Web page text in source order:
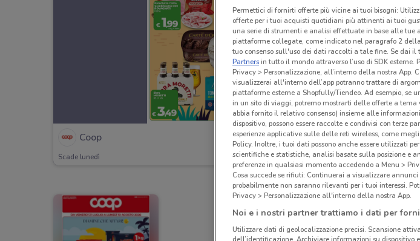
Coop
Scade lunedì
Permettici di fornirti offerte più vicine ai tuoi bisogni:
offerte per i tuoi acquisti quotidiani più attinenti ai tuoi
una serie di strumenti e analisi effettuate in base alle
piattaforme collegate, come indicato nel paragrafo 2
tuo consenso sull'uso dei dati raccolti a tale fine. Se dai il
Partnersin tutto il mondo attraverso l’uso di SDK esterne.
Privacy > Personalizzazione, all’interno della nostra App.
visualizzerai all'interno dell’app potranno trattare di
piattaforme esterne a Shopfully/Tiendeo. Ad esempio, se
in un sito di viaggi, potremo mostrarti delle offerte a
abbia fornito il relativo consenso) insieme alle
dispositivo, possono essere raccolte e condivisi con terze
esperienze applicative sulle delle reti wireless, come
Policy. Inoltre, i tuoi dati possono anche essere utilizzati
scientifiche e statistiche, analisi basate sulla posizione e
preferenze in qualsiasi momento accedendo a Menu >
Cosa succede se rifiuti: Continuerai a visualizzare
probabilmente non saranno rilevanti per i tuoi interessi.
Privacy > Personalizzazione all'interno della nostra App.
Noi e i nostri partner trattiamo i dati per
Utilizzare dati di geolocalizzazione precisi. Scansione
dell’identificazione. Archiviare informazioni su dispositivo